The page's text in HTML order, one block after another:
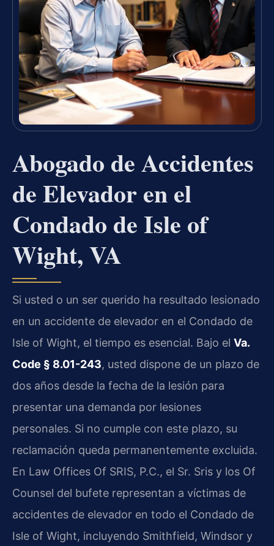
Abogado de Accidentes
de Elevador en el
Condado de Isle of
Wight, VA
Si usted o un ser querido ha resultado lesionado
en un accidente de elevador en el Condado de
Isle of Wight, el tiempo es esencial. Bajo el Va.
Code § 8.01-243, usted dispone de un plazo de
dos años desde la fecha de la lesión para
presentar una demanda por lesiones
personales. Si no cumple con este plazo, su
reclamación queda permanentemente excluida.
En Law Offices Of SRIS, P.C., el Sr. Sris y los Of
Counsel del bufete representan a víctimas de
accidentes de elevador en todo el Condado de
Isle of Wight, incluyendo Smithfield, Windsor y